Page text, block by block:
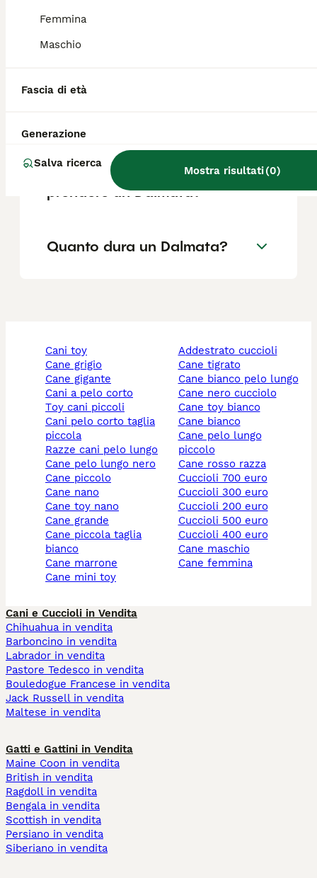
Femmina
Maschio
Fascia di età
Generazione
Salva ricerca
Mostra risultati(0)
Per chi è adatto il Dalmata?
Cosa devi sapere prima di
prendere un Dalmata?
Quanto dura un Dalmata?
cani toy
cane grigio
cane gigante
cani a pelo corto
toy cani piccoli
cani pelo corto taglia
piccola
razze cani pelo lungo
cane pelo lungo nero
cane piccolo
cane nano
cane toy nano
cane grande
cane piccola taglia
bianco
cane marrone
cane mini toy
addestrato cuccioli
cane tigrato
cane bianco pelo lungo
cane nero cucciolo
cane toy bianco
cane bianco
cane pelo lungo
piccolo
cane rosso razza
cuccioli 700 euro
cuccioli 300 euro
cuccioli 200 euro
cuccioli 500 euro
cuccioli 400 euro
cane maschio
cane femmina
Cani e Cuccioli in Vendita
Chihuahua in vendita
Barboncino in vendita
Labrador in vendita
Pastore Tedesco in vendita
Bouledogue Francese in vendita
Jack Russell in vendita
Maltese in vendita
Gatti e Gattini in Vendita
Maine Coon in vendita
British in vendita
Ragdoll in vendita
Bengala in vendita
Scottish in vendita
Persiano in vendita
Siberiano in vendita